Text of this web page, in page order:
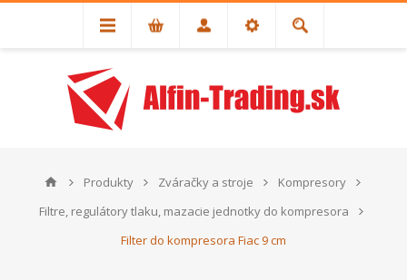
Produkty Zváračky a stroje
Kompresory
Filtre, regulátory tlaku, mazacie jednotky do kompresora
Filter do kompresora Fiac 9 cm